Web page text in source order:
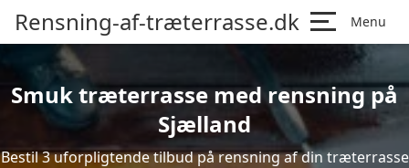
Rensning-af-træterrasse.dk Menu
Smuk træterrasse med rensning på
Sjælland
Bestil 3 uforpligtende tilbud på rensning af din træterrasse